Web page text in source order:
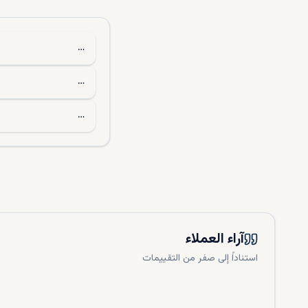
إليكم
…
…
…
آراء العملاء
استناداً إلى صفر من التقييمات